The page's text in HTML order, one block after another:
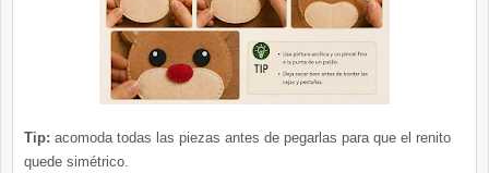
Tip: acomoda todas las piezas antes de pegarlas para que el renito
quede simétrico.